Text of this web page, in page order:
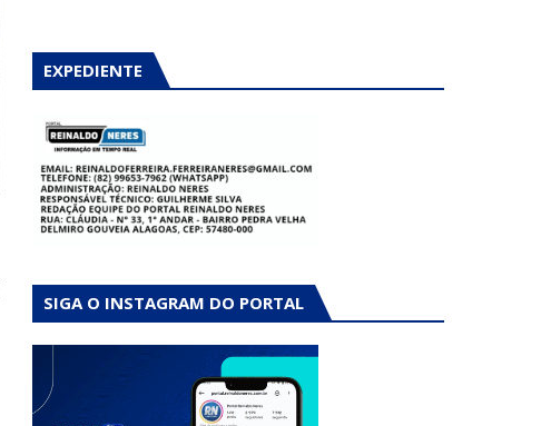
EXPEDIENTE
SIGA O INSTAGRAM DO PORTAL